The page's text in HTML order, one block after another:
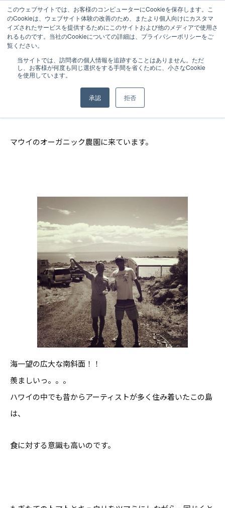
このウェブサイトでは、お客様のコンピューターにCookieを保存します。こ
のCookieは、ウェブサイト体験の改善のため、またより個人向けにカスタマ
イズされたサービスを提供するためにこのサイトおよび他のメディアで使用さ
れるものです。当社のCookieについての詳細は、プライバシーポリシーをご
覧ください。
当サイトでは、訪問者の個人情報を追跡することはありません。ただ
し、お客様が何度も同じ選択をする手間を省くために、小さなCookie
を使用しています。
承認 拒否
【CEOブログ】マウイのオーガニック農
マウイのオーガニック農園に来ています。
海一望の広大な南斜面！！
羨ましいっ。。。
ハワイの中でも昔からアーティストが多く住み着いたこの島
は、
食に対する意識も高いのです。